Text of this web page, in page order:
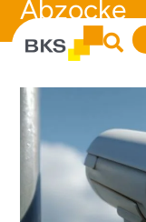
Abzocke